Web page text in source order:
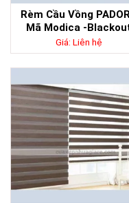
Rèm Cầu Vồng
Mã Modica -
Giá: Liên hệ